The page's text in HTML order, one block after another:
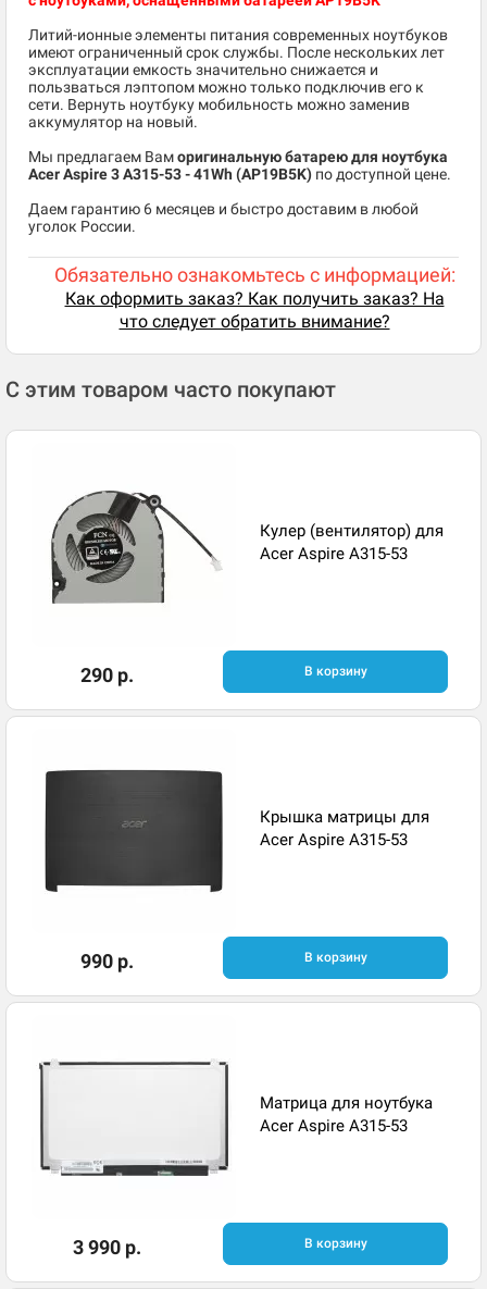
Литий-ионные элементы питания современных ноутбуков
имеют ограниченный срок службы. После нескольких лет
эксплуатации емкость значительно снижается и
пользваться лэптопом можно только подключив его к
сети. Вернуть ноутбуку мобильность можно заменив
аккумулятор на новый.
Мы предлагаем Ваморигинальную батарею для ноутбука
Acer Aspire 3 A315-53- 41Wh (AP19B5K) по доступной цене.
Даем гарантию 6 месяцев и быстро доставим в любой
уголок России.
Обязательно ознакомьтесь с информацией:
Как оформить заказ? Как получить заказ? На
что следует обратить внимание?
С этим товаром часто покупают
Кулер (вентилятор) для
Acer Aspire A315-53
290 р. В корзину
Крышка матрицы для
Acer Aspire A315-53
990 р. В корзину
Матрица для ноутбука
Acer Aspire A315-53
3 990 р. В корзину